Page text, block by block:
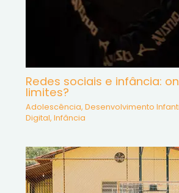
Redes sociais e infância:
limites?
Adolescência, Desenvolvimento
Digital, Infância